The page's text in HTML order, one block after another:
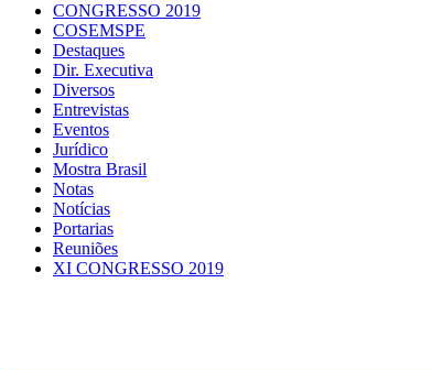
CONGRESSO 2019
COSEMSPE
Destaques
Dir. Executiva
Diversos
Entrevistas
Eventos
Jurídico
Mostra Brasil
Notas
Notícias
Portarias
Reuniões
XI CONGRESSO 2019